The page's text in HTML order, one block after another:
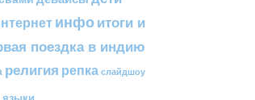
инфоитоги и
поездка в индию
религия репка слайдшоу